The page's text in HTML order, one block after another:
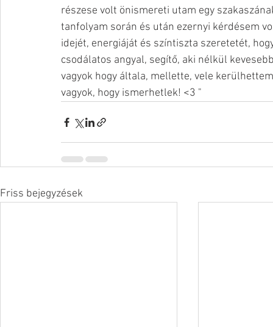
részese volt önismereti utam egy
tanfolyam során és után ezernyi kérdésem
idejét, energiáját és színtiszta szeretetét,
csodálatos angyal, segítő, aki nélkül
vagyok hogy általa, mellette, vele
vagyok, hogy ismerhetlek! <3 "
Friss bejegyzések